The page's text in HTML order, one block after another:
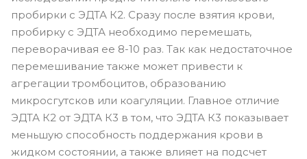
пробирки с ЭДТА К2. Сразу после взятия крови,
пробирку с ЭДТА необходимо перемешать,
переворачивая ее 8-10 раз. Так как недостаточное
перемешивание также может привести к
агрегации тромбоцитов, образованию
микросгутсков или коагуляции. Главное отличие
ЭДТА К2 от ЭДТА К3 в том, что ЭДТА К3 показывает
меньшую способность поддержания крови в
жидком состоянии, а также влияет на подсчет